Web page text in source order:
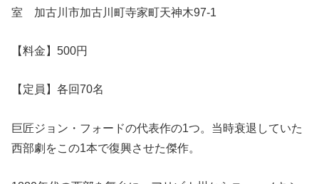
室 加古川市加古川町寺家町天神木97-1
【料金】500円
【定員】各回70名
巨匠ジョン・フォードの代表作の1つ。当時衰退していた
西部劇をこの1本で復興させた傑作。